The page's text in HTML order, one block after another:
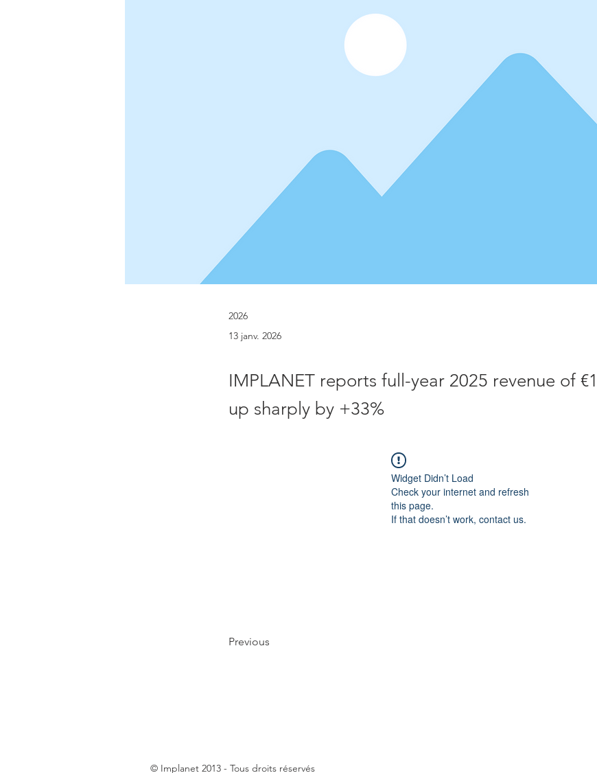
2026
13 janv. 2026
IMPLANET reports full-year 2025 revenue of
up sharply by +33%
Widget Didn’t Load
Check your internet and refresh
this page.
If that doesn’t work, contact us.
Previous
© Implanet 2013 - Tous droits réservés